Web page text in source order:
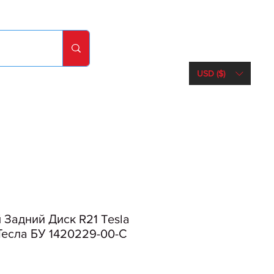
USD ($)
Диск R21 Tesla
БУ 1420229-00-С